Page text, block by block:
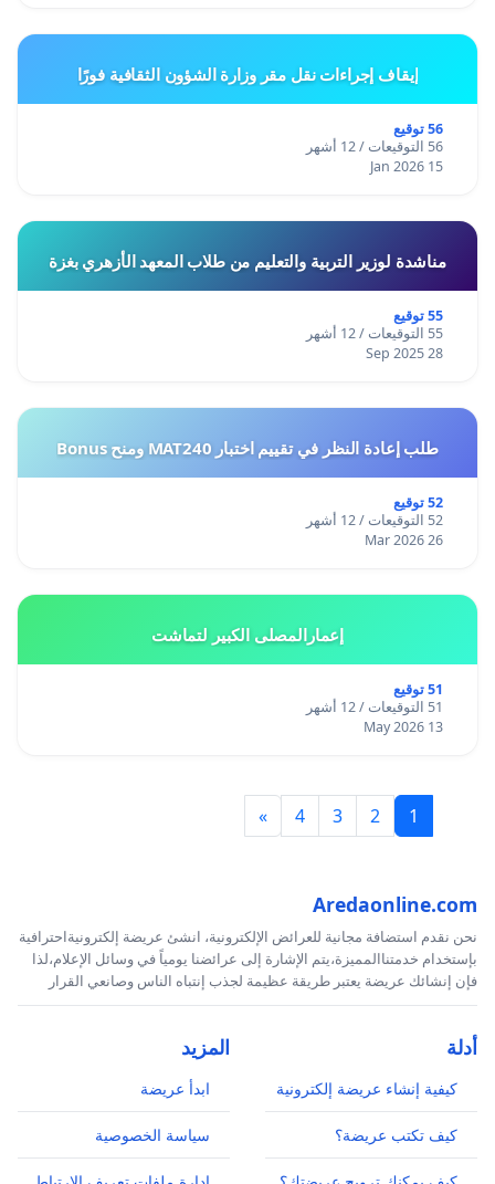
إيقاف إجراءات نقل مقر وزارة الشؤون الثقافية فورًا
56 توقيع
56 التوقيعات / 12 أشهر
15 Jan 2026
مناشدة لوزير التربية والتعليم من طلاب المعهد الأزهري بغزة
55 توقيع
55 التوقيعات / 12 أشهر
28 Sep 2025
طلب إعادة النظر في تقييم اختبار MAT240 ومنح Bonus
52 توقيع
52 التوقيعات / 12 أشهر
26 Mar 2026
إعمارالمصلى الكبير لتماشت
51 توقيع
51 التوقيعات / 12 أشهر
13 May 2026
1
2
3
4
»
Aredaonline.com
نحن نقدم استضافة مجانية للعرائض الإلكترونية، انشئ عريضة إلكترونيةاحترافية
بإستخدام خدمتناالمميزة،يتم الإشارة إلى عرائضنا يومياً في وسائل الإعلام،لذا
فإن إنشائك عريضة يعتبر طريقة عظيمة لجذب إنتباه الناس وصانعي القرار
أدلة
كيفية إنشاء عريضة إلكترونية
كيف تكتب عريضة؟
المزيد
ابدأ عريضة
سياسة الخصوصية